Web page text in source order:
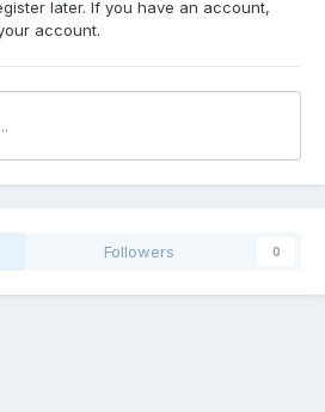
later. If you have an account,
account.
Followers 0